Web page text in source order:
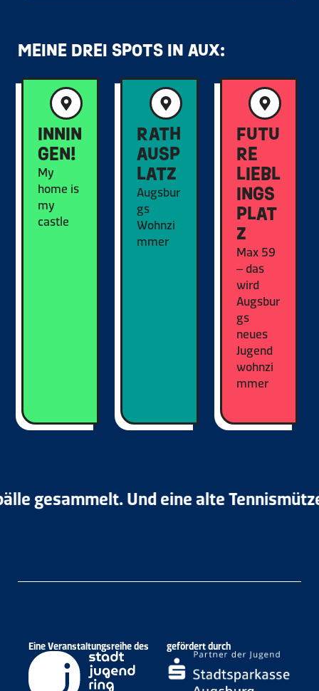
MEINE DREI SPOTS IN AUX:
INNIN
GEN!
My
home is
my
castle
RATH
AUSP
LATZ
Augsbur
gs
Wohnzi
mmer
FUTU
RE
LIEBL
INGS
PLAT
Z
Max 59
– das
wird
Augsbur
gs
neues
Jugend
wohnzi
mmer
gesammelt. Und eine alte
Eine Veranstaltungsreihe des gefördert durch